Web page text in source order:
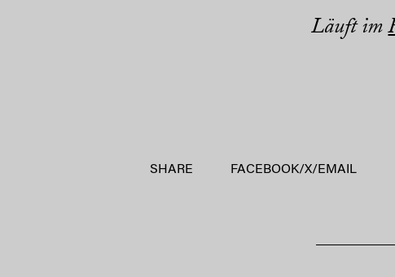
Läuft im
SHARE FACEBOOK/X/ EMAIL